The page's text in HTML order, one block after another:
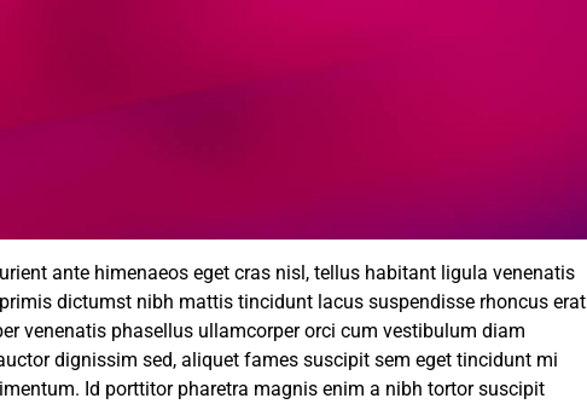
ante himenaeos eget cras nisl, tellus habitant ligula venenatis
dictumst nibh mattis tincidunt lacus suspendisse rhoncus erat
venenatis phasellus ullamcorper orci cum vestibulum diam
dignissim sed, aliquet fames suscipit sem eget tincidunt mi
Id porttitor pharetra magnis enim a nibh tortor suscipit